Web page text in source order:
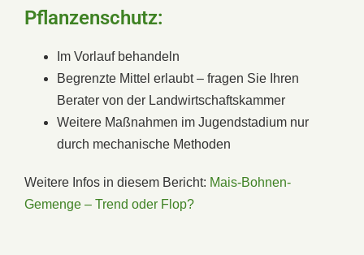
Pflanzenschutz:
Im Vorlauf behandeln
Begrenzte Mittel erlaubt – fragen Sie Ihren
Berater von der Landwirtschaftskammer
Weitere Maßnahmen im Jugendstadium nur
durch mechanische Methoden
Weitere Infos in diesem Bericht: Mais-Bohnen-
Gemenge – Trend oder Flop?